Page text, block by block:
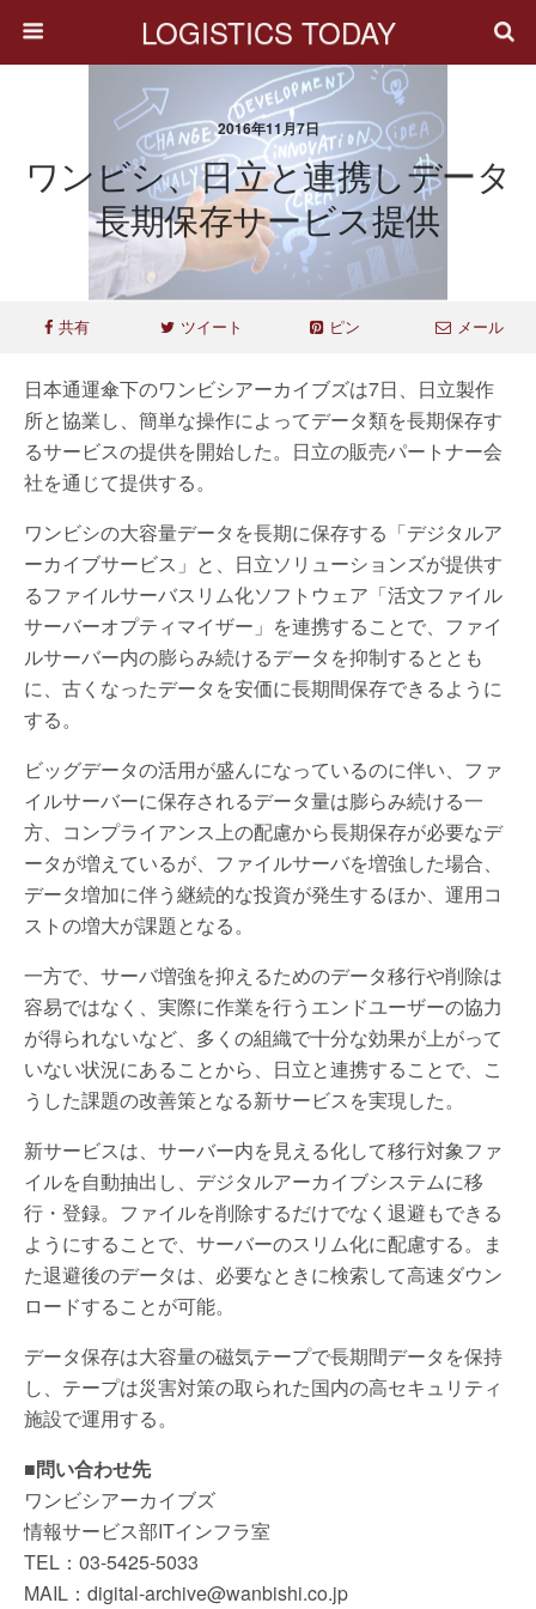
LOGISTICS TODAY
2016年11月7日
ワンビシ、日立と連携しデータ
長期保存サービス提供
共有 ツイート ピン メール
日本通運傘下のワンビシアーカイブズは7日、日立製作
所と協業し、簡単な操作によってデータ類を長期保存す
るサービスの提供を開始した。日立の販売パートナー会
社を通じて提供する。
ワンビシの大容量データを長期に保存する「デジタルア
ーカイブサービス」と、日立ソリューションズが提供す
るファイルサーバスリム化ソフトウェア「活文ファイル
サーバーオプティマイザー」を連携することで、ファイ
ルサーバー内の膨らみ続けるデータを抑制するととも
に、古くなったデータを安価に長期間保存できるように
する。
ビッグデータの活用が盛んになっているのに伴い、ファ
イルサーバーに保存されるデータ量は膨らみ続ける一
方、コンプライアンス上の配慮から長期保存が必要なデ
ータが増えているが、ファイルサーバを増強した場合、
データ増加に伴う継続的な投資が発生するほか、運用コ
ストの増大が課題となる。
一方で、サーバ増強を抑えるためのデータ移行や削除は
容易ではなく、実際に作業を行うエンドユーザーの協力
が得られないなど、多くの組織で十分な効果が上がって
いない状況にあることから、日立と連携することで、こ
うした課題の改善策となる新サービスを実現した。
新サービスは、サーバー内を見える化して移行対象ファ
イルを自動抽出し、デジタルアーカイブシステムに移
行・登録。ファイルを削除するだけでなく退避もできる
ようにすることで、サーバーのスリム化に配慮する。ま
た退避後のデータは、必要なときに検索して高速ダウン
ロードすることが可能。
データ保存は大容量の磁気テープで長期間データを保持
し、テープは災害対策の取られた国内の高セキュリティ
施設で運用する。
■問い合わせ先
ワンビシアーカイブズ
情報サービス部ITインフラ室
TEL：03-5425-5033
MAIL：digital-archive@wanbishi.co.jp